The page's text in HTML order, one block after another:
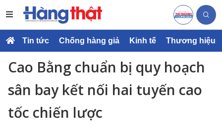
Tin tức Chống hàng giả Kinh tế Thương hiệu
Cao Bằng chuẩn bị quy hoạch
sân bay kết nối hai tuyến cao
tốc chiến lược